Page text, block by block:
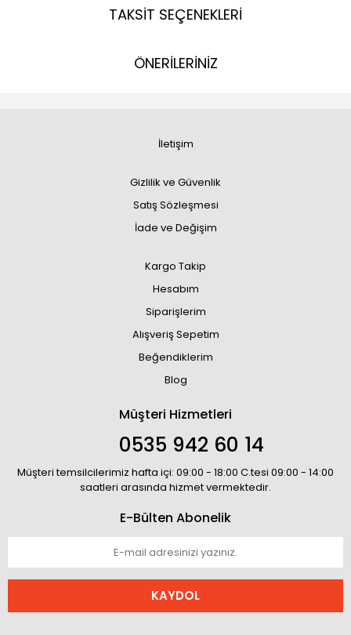
TAKSİT SEÇENEKLERİ
ÖNERİLERİNİZ
İletişim
Gizlilik ve Güvenlik
Satış Sözleşmesi
İade ve Değişim
Kargo Takip
Hesabım
Siparişlerim
Alışveriş Sepetim
Beğendiklerim
Blog
Müşteri Hizmetleri
0535 942 60 14
Müşteri temsilcilerimiz hafta içi: 09:00 - 18:00 C.tesi 09:00 - 14:00
saatleri arasında hizmet vermektedir.
E-Bülten Abonelik
KAYDOL